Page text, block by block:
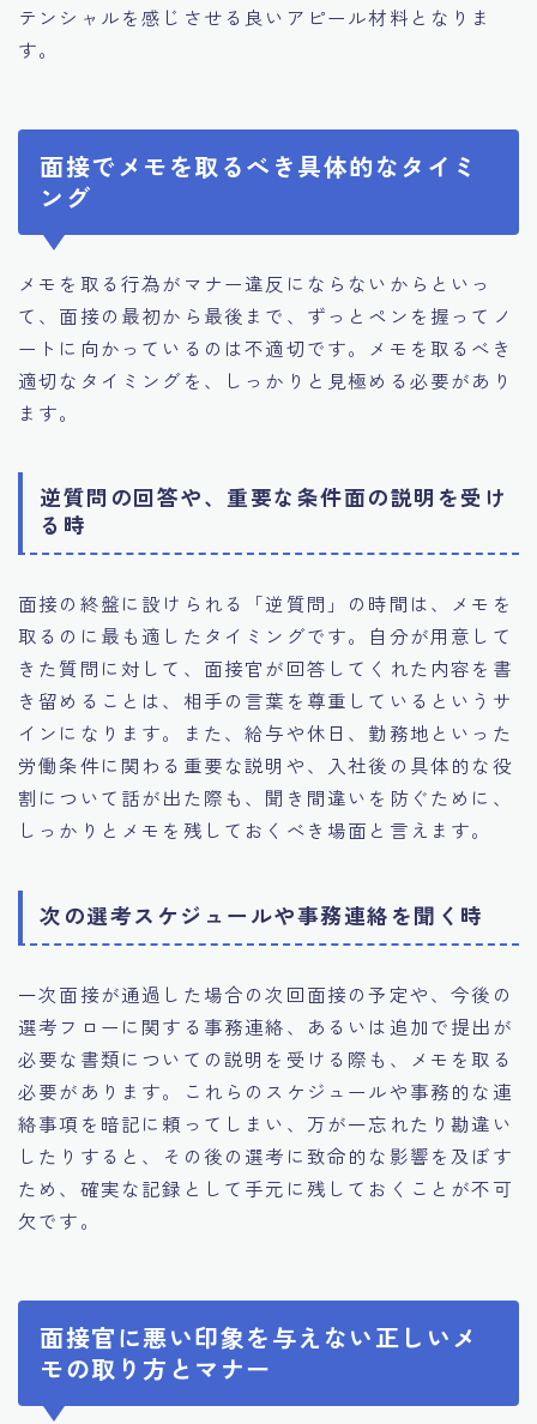
テンシャルを感じさせる良いアピール材料となりま
す。
面接でメモを取るべき具体的なタイミ
ング
メモを取る行為がマナー違反にならないからといっ
て、面接の最初から最後まで、ずっとペンを握ってノ
ートに向かっているのは不適切です。メモを取るべき
適切なタイミングを、しっかりと見極める必要があり
ます。
逆質問の回答や、重要な条件面の説明を受け
る時
面接の終盤に設けられる「逆質問」の時間は、メモを
取るのに最も適したタイミングです。自分が用意して
きた質問に対して、面接官が回答してくれた内容を書
き留めることは、相手の言葉を尊重しているというサ
インになります。また、給与や休日、勤務地といった
労働条件に関わる重要な説明や、入社後の具体的な役
割について話が出た際も、聞き間違いを防ぐために、
しっかりとメモを残しておくべき場面と言えます。
次の選考スケジュールや事務連絡を聞く時
一次面接が通過した場合の次回面接の予定や、今後の
選考フローに関する事務連絡、あるいは追加で提出が
必要な書類についての説明を受ける際も、メモを取る
必要があります。これらのスケジュールや事務的な連
絡事項を暗記に頼ってしまい、万が一忘れたり勘違い
したりすると、その後の選考に致命的な影響を及ぼす
ため、確実な記録として手元に残しておくことが不可
欠です。
面接官に悪い印象を与えない正しいメ
モの取り方とマナー